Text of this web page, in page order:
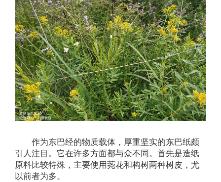
作为东巴经的物质载体，厚重坚实的东巴纸颇
引人注目。它在许多方面都与众不同。首先是造纸
原料比较特殊，主要使用荛花和构树两种树皮，尤
以前者为多。